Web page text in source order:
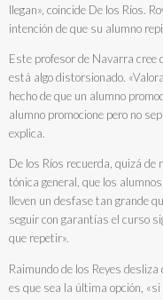
llegan», coincide De los Ríos.
intención de que su alumno
Este profesor de Navarra cree
está algo distorsionado.
hecho de que un alumno
alumno promocione pero no
explica.
De los Ríos recuerda, quizá de
tónica general, que los
lleven un desfase tan grande
seguir con garantías el curso
que repetir».
Raimundo de los Reyes
es que sea la última opción,